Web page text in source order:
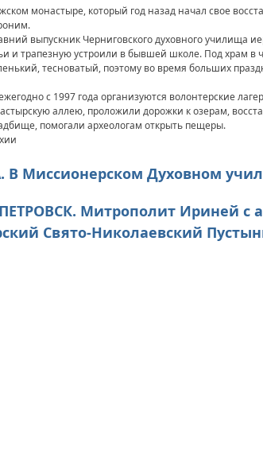
монастыре, который год назад начал свое
выпускник Черниговского духовного училища
и трапезную устроили в бывшей школе. Под храм в
тесноватый, поэтому во время больших
с 1997 года организуются волонтерские
аллею, проложили дорожки к озерам,
помогали археологам открыть пещеры.
В Миссионерском Духовном
Митрополит Ириней с
Свято-Николаевский